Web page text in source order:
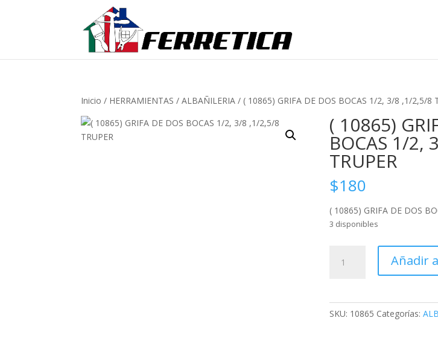
Inicio / HERRAMIENTAS /ALBAÑILERIA / ( 10865) GRIFA DE DOS BOCAS 1/2, 3/8 ,1/2,5/8
( 10865)
BOCAS 1/2,
TRUPER
$180
( 10865) GRIFA DE DOS
3 disponibles
10865)
Añadir
SKU: 10865 Categorías: